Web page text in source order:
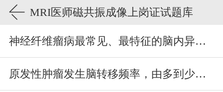
MRI医师磁共振成像上岗证试题库
神经纤维瘤病最常见、最特征的脑内异常是（）
原发性肿瘤发生脑转移频率，由多到少的排列顺序为（）